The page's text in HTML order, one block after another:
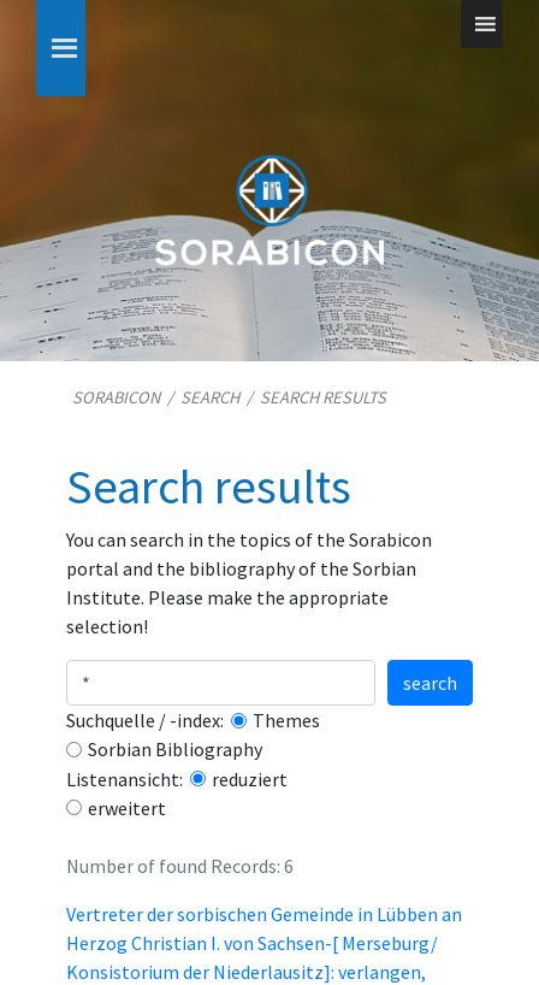
SORABICON/ SEARCH/ SEARCH RESULTS
Search results
You can search in the topics of the Sorabicon
portal and the bibliography of the Sorbian
Institute. Please make the appropriate
selection!
Suchquelle / -index:
Themes
Sorbian Bibliography
Listenansicht:
reduziert
erweitert
search
Number of found Records: 6
Vertreter der sorbischen Gemeinde in Lübben an
Herzog Christian I. von Sachsen-[ Merseburg/
Konsistorium der Niederlausitz]: verlangen,